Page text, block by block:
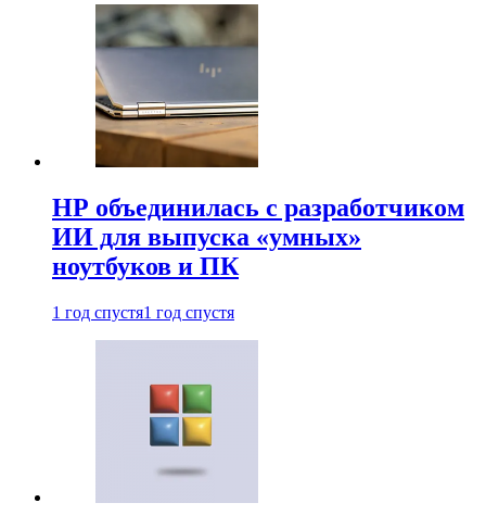
HP объединилась с разработчиком
ИИ для выпуска «умных»
ноутбуков и ПК
1 год спустя1 год спустя